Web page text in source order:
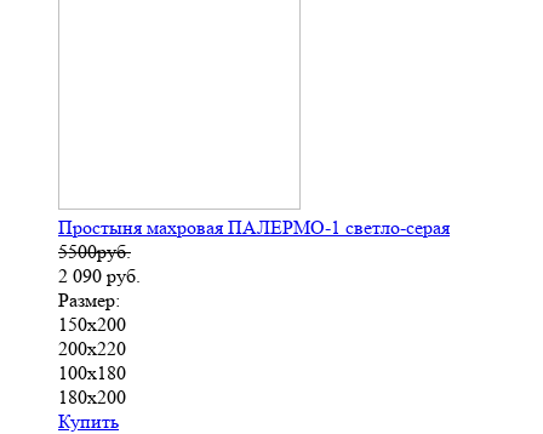
Простыня махровая ПАЛЕРМО-1 светло-серая
5500руб.
2 090 руб.
Размер:
150х200
200х220
100х180
180х200
Купить